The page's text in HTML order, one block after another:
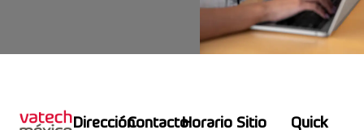
DirecciónContactoHorario Sitio Quick